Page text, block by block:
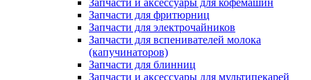
Запчасти и аксессуары для кофемашин
Запчасти для фритюрниц
Запчасти для электрочайников
Запчасти для вспенивателей молока
(капучинаторов)
Запчасти для блинниц
Запчасти и аксессуары для мультипекарей